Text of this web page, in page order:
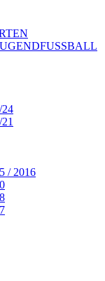
/ 2016